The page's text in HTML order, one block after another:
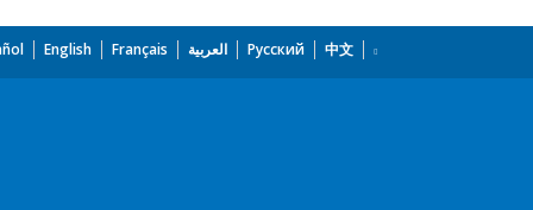
English Français العربية Русский 中文